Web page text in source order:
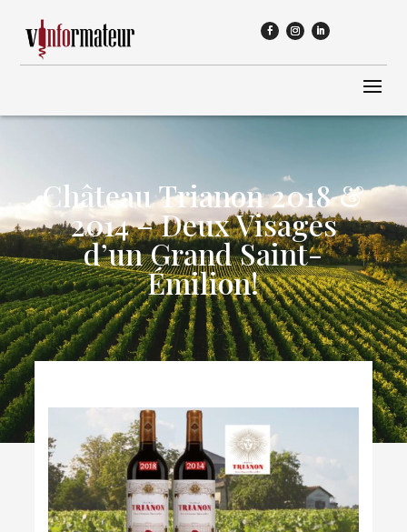
Château Trianon 2018 &
2014 – Deux Visages
d’un Grand Saint-
Émilion!